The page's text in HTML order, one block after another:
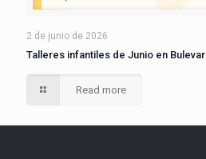
2 de junio de 2026
Talleres infantiles de Junio en Bulevar
Read more